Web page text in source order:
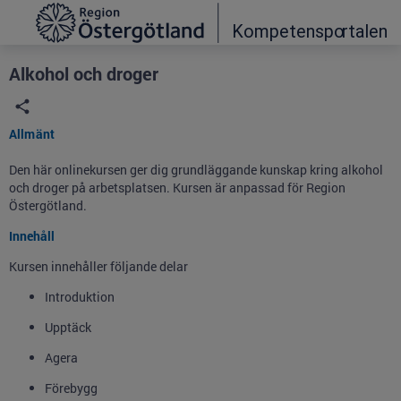
Grade
Portal
Alkohol och droger
Allmänt
Den här onlinekursen ger dig grundläggande kunskap kring alkohol
och droger på arbetsplatsen. Kursen är anpassad för Region
Östergötland.
Innehåll
Kursen innehåller följande delar
Introduktion
Upptäck
Agera
Förebygg